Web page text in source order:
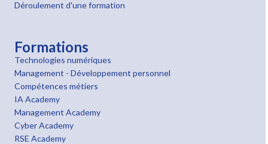
Déroulement d'une formation
Formations
Technologies numériques
Management - Développement personnel
Compétences métiers
IA Academy
Management Academy
Cyber Academy
RSE Academy